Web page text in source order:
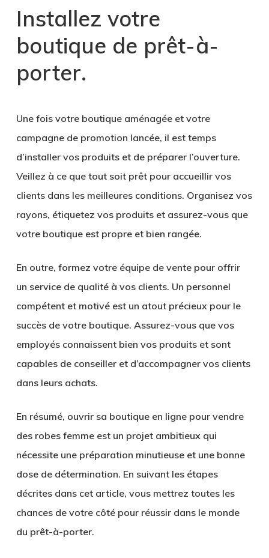
Installez votre
boutique de prêt-à-
porter.
Une fois votre boutique aménagée et votre
campagne de promotion lancée, il est temps
d’installer vos produits et de préparer l’ouverture.
Veillez à ce que tout soit prêt pour accueillir vos
clients dans les meilleures conditions. Organisez vos
rayons, étiquetez vos produits et assurez-vous que
votre boutique est propre et bien rangée.
En outre, formez votre équipe de vente pour offrir
un service de qualité à vos clients. Un personnel
compétent et motivéest un atout précieux pour le
succès de votre boutique. Assurez-vous que vos
employés connaissent bien vos produits et sont
capables de conseiller et d’accompagner vos clients
dans leurs achats.
En résumé, ouvrir sa boutique en ligne pour vendre
des robes femme est un projet ambitieux qui
nécessite une préparation minutieuse et une bonne
dose de détermination. En suivant les étapes
décrites dans cet article, vous mettrez toutes les
chances de votre côté pour réussir dans le monde
du prêt-à-porter.